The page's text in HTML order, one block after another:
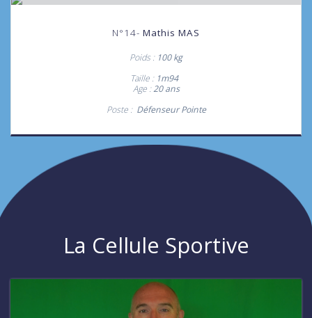
N°14-Mathis MAS
Poids : 100 kg
Taille : 1m94
Age :20ans
Poste : Défenseur Pointe
La Cellule Sportive